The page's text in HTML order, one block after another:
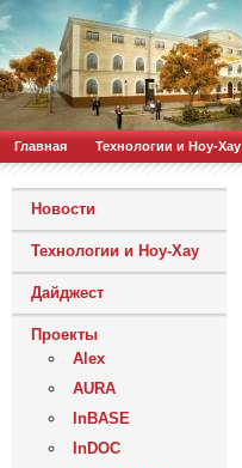
Главная Технологии и Ноу-Хау
Новости
Технологии и Ноу-Хау
Дайджест
Проекты
Alex
AURA
InBASE
InDOC